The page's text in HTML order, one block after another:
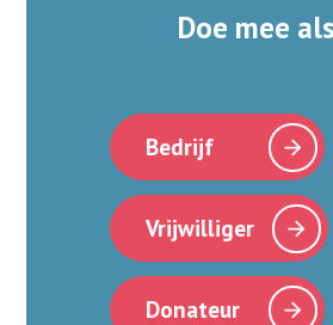
Doe mee
Bedrijf
Vrijwilliger
Donateur